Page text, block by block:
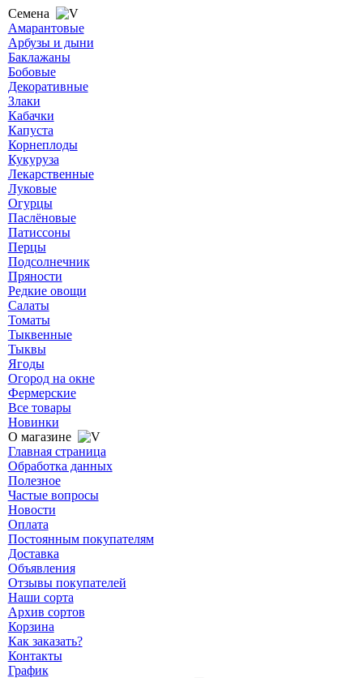
Семена
Амарантовые
Арбузы и дыни
Баклажаны
Бобовые
Декоративные
Злаки
Кабачки
Капуста
Корнеплоды
Кукуруза
Лекарственные
Луковые
Огурцы
Паслёновые
Патиссоны
Перцы
Подсолнечник
Пряности
Редкие овощи
Салаты
Томаты
Тыквенные
Тыквы
Ягоды
Огород на окне
Фермерские
Все товары
Новинки
О магазине
Главная страница
Обработка данных
Полезное
Частые вопросы
Новости
Оплата
Постоянным покупателям
Доставка
Объявления
Отзывы покупателей
Наши сорта
Архив сортов
Корзина
Как заказать?
Контакты
График